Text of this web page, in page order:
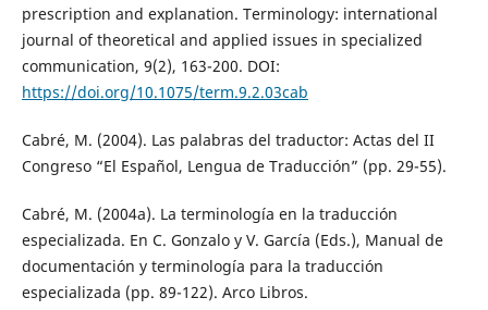
prescription and explanation. Terminology: international
journal of theoretical and applied issues in specialized
communication, 9(2), 163-200. DOI:
https://doi.org/10.1075/term.9.2.03cab
Cabré, M. (2004). Las palabras del traductor: Actas del II
Congreso “El Español, Lengua de Traducción” (pp. 29-55).
Cabré, M. (2004a). La terminología en la traducción
especializada. En C. Gonzalo y V. García (Eds.), Manual de
documentación y terminología para la traducción
especializada (pp. 89-122). Arco Libros.